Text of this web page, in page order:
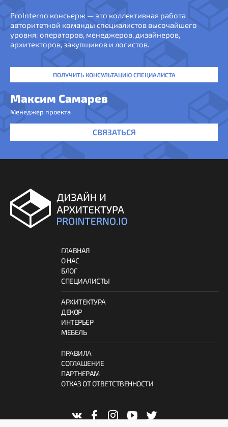
ProInterno консьерж — это коллективная работа
авторитетной команды специалистов высочайшего
уровня: операторов, менеджеров, дизайнеров,
архитекторов, закупщиков и логистов.
ПОЛУЧИТЬ КОНСУЛЬТАЦИЮ СПЕЦИАЛИСТА
Максим Самарев
Менеджер проекта
СВЯЗАТЬСЯ
ГЛАВНАЯ
О НАС
БЛОГ
СПЕЦИАЛИСТЫ
АРХИТЕКТУРА
ДЕКОР
ИНТЕРЬЕР
МЕБЕЛЬ
ПРАВИЛА
СОГЛАШЕНИЕ
ПАРТНЕРАМ
ОТКАЗ ОТ ОТВЕТСТВЕННОСТИ